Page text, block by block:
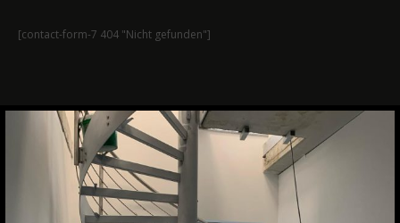
[contact-form-7 404 "Nicht gefunden"]